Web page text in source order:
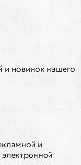
и новинок нашего
и